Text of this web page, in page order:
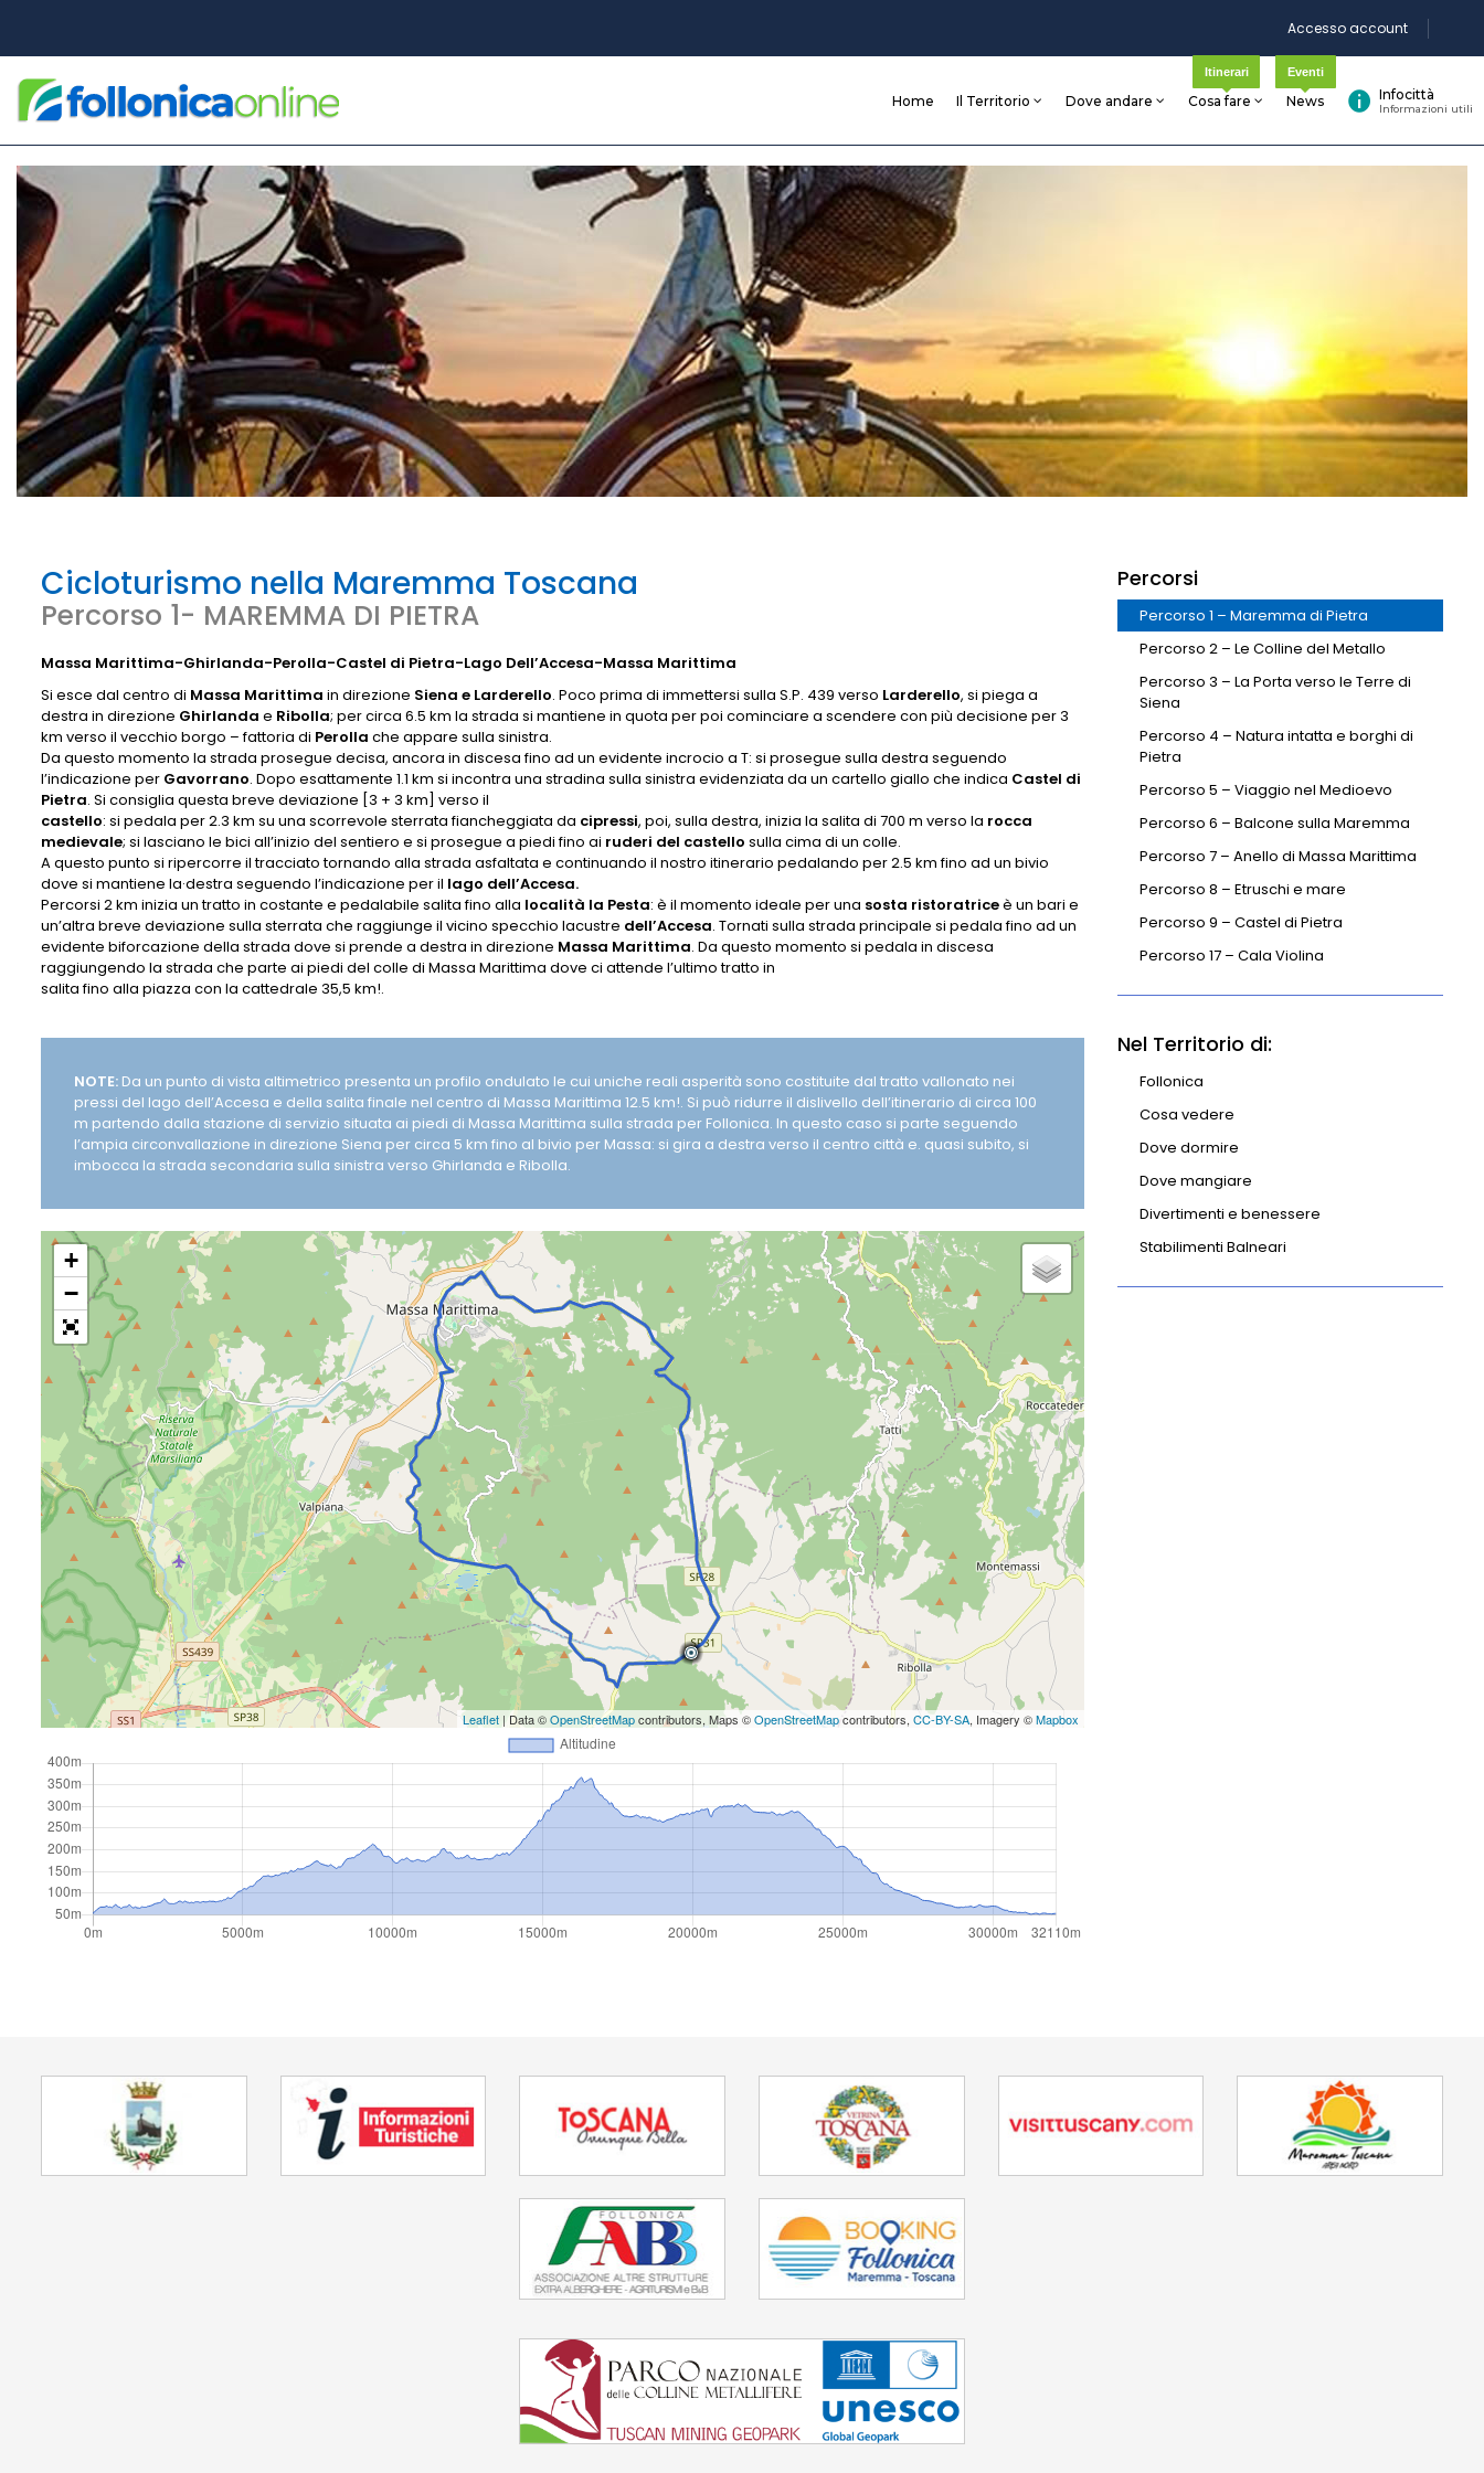
Accesso account
Home Il Territorio Dove andare Cosa fare
Itinerari
News
Eventi
Infocittà
Informazioni utili
Cicloturismo nella Maremma Toscana
Percorso 1- MAREMMA DI PIETRA
Massa Marittima-Ghirlanda-Perolla-Castel di Pietra-Lago Dell’Accesa-Massa Marittima
Si esce dal centro di Massa Marittima in direzione Siena e Larderello. Poco prima di immettersi sulla S.P. 439 verso Larderello, si piega a
destra in direzione Ghirlanda e Ribolla; per circa 6.5 km la strada si mantiene in quota per poi cominciare a scendere con più decisione per 3
km verso il vecchio borgo – fattoria di Perolla che appare sulla sinistra.
Da questo momento la strada prosegue decisa, ancora in discesa fino ad un evidente incrocio a T: si prosegue sulla destra seguendo
l’indicazione per Gavorrano. Dopo esattamente 1.1 km si incontra una stradina sulla sinistra evidenziata da un cartello giallo che indica Castel di
Pietra. Si consiglia questa breve deviazione [3 + 3 km] verso il
castello: si pedala per 2.3 km su una scorrevole sterrata fiancheggiata da cipressi, poi, sulla destra, inizia la salita di 700 m verso la rocca
medievale; si lasciano le bici all’inizio del sentiero e si prosegue a piedi fino ai ruderi del castello sulla cima di un colle.
A questo punto si ripercorre il tracciato tornando alla strada asfaltata e continuando il nostro itinerario pedalando per 2.5 km fino ad un bivio
dove si mantiene la·destra seguendo l’indicazione per il lago dell’Accesa.
Percorsi 2 km inizia un tratto in costante e pedalabile salita fino alla località la Pesta: è il momento ideale per una sosta ristoratriceè un bari e
un’altra breve deviazione sulla sterrata che raggiunge il vicino specchio lacustre dell’Accesa. Tornati sulla strada principale si pedala fino ad un
evidente biforcazione della strada dove si prende a destra in direzione Massa Marittima. Da questo momento si pedala in discesa
raggiungendo la strada che parte ai piedi del colle di Massa Marittima dove ci attende l’ultimo tratto in
salita fino alla piazza con la cattedrale 35,5 km!.
NOTE: Da un punto di vista altimetrico presenta un profilo ondulato le cui uniche reali asperità sono costituite dal tratto vallonato nei
pressi del lago dell’Accesa e della salita finale nel centro di Massa Marittima 12.5 km!. Si può ridurre il dislivello dell’itinerario di circa 100
m partendo dalla stazione di servizio situata ai piedi di Massa Marittima sulla strada per Follonica. In questo caso si parte seguendo
l’ampia circonvallazione in direzione Siena per circa 5 km fino al bivio per Massa: si gira a destra verso il centro città e. quasi subito, si
imbocca la strada secondaria sulla sinistra verso Ghirlanda e Ribolla.
+
−
Leaflet | Data ©OpenStreetMapcontributors, Maps ©OpenStreetMapcontributors, CC-BY-SA, Imagery ©Mapbox
Percorsi
Percorso 1 – Maremma di Pietra
Percorso 2 – Le Colline del Metallo
Percorso 3 – La Porta verso le Terre di
Siena
Percorso 4 – Natura intatta e borghi di
Pietra
Percorso 5 – Viaggio nel Medioevo
Percorso 6 – Balcone sulla Maremma
Percorso 7 – Anello di Massa Marittima
Percorso 8 – Etruschi e mare
Percorso 9 – Castel di Pietra
Percorso 17 – Cala Violina
Nel Territorio di:
Follonica
Cosa vedere
Dove dormire
Dove mangiare
Divertimenti e benessere
Stabilimenti Balneari